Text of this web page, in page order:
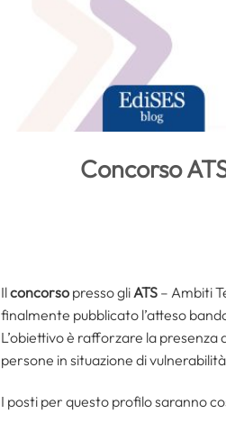
Concorso
Ilconcorso presso gli ATS – Ambiti
finalmente pubblicato l’atteso
L’obiettivo è rafforzare la
persone in situazione di
I posti per questo profilo saranno